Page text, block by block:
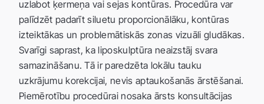
uzlabot ķermeņa vai sejas kontūras. Procedūra var
palīdzēt padarīt siluetu proporcionālāku, kontūras
izteiktākas un problemātiskās zonas vizuāli gludākas.
Svarīgi saprast, ka liposkulptūra neaizstāj svara
samazināšanu. Tā ir paredzēta lokālu tauku
uzkrājumu korekcijai, nevis aptaukošanās ārstēšanai.
Piemērotību procedūrai nosaka ārsts konsultācijas